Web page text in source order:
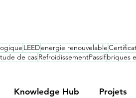
LEEDenergie renouvelable
de casRefroidissementPassifbriques
Knowledge Hub Projets